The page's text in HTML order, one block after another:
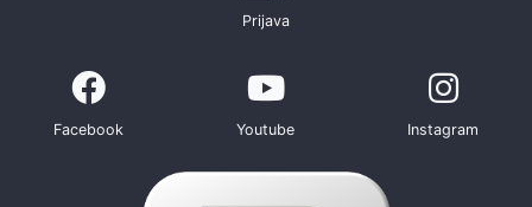
Prijava
Facebook Youtube Instagram